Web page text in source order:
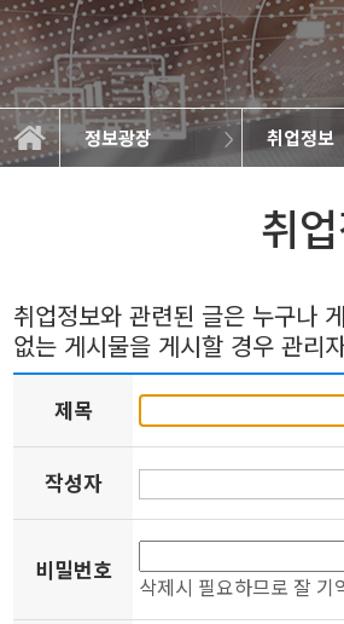
정보광장 취업정보
학과
교과
학사
정보
커뮤
학과
취업
일반
갤
연구
취
취업정보와 관련된 글은 누구나
없는 게시물을 게시할 경우 관리
제목
작성자
비밀번호
삭제시 필요하므로 잘 기